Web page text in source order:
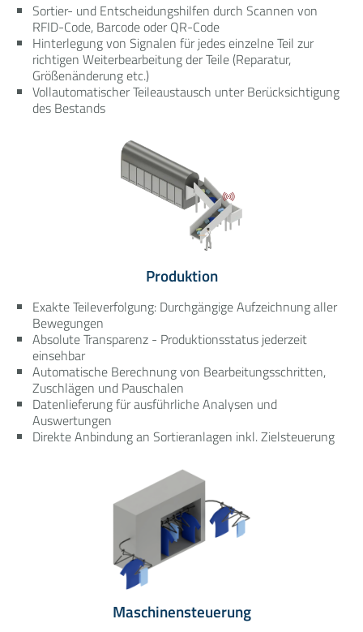
Sortier- und Entscheidungshilfen durch Scannen von
RFID-Code, Barcode oder QR-Code
Hinterlegung von Signalen für jedes einzelne Teil zur
richtigen Weiterbearbeitung der Teile (Reparatur,
Größenänderung etc.)
Vollautomatischer Teileaustausch unter Berücksichtigung
des Bestands
Produktion
Exakte Teileverfolgung: Durchgängige Aufzeichnung aller
Bewegungen
Absolute Transparenz - Produktionsstatus jederzeit
einsehbar
Automatische Berechnung von Bearbeitungsschritten,
Zuschlägen und Pauschalen
Datenlieferung für ausführliche Analysen und
Auswertungen
Direkte Anbindung an Sortieranlagen inkl. Zielsteuerung
Maschinensteuerung